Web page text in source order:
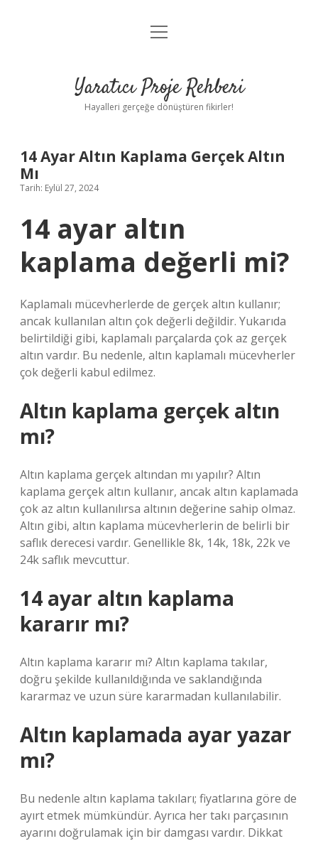
Anasayfa
Yasal Uyarı
menüyü
Yaratıcı Proje Rehberi
Hayalleri gerçeğe dönüştüren fikirler!
14 Ayar Altın Kaplama Gerçek Altın
Mı
Tarih: Eylül 27, 2024
14 ayar altın
kaplama değerli mi?
Kaplamalı mücevherlerde de gerçek altın kullanır;
ancak kullanılan altın çok değerli değildir. Yukarıda
belirtildiği gibi, kaplamalı parçalarda çok az gerçek
altın vardır. Bu nedenle, altın kaplamalı mücevherler
çok değerli kabul edilmez.
Altın kaplama gerçek altın
mı?
Altın kaplama gerçek altından mı yapılır? Altın
kaplama gerçek altın kullanır, ancak altın kaplamada
çok az altın kullanılırsa altının değerine sahip olmaz.
Altın gibi, altın kaplama mücevherlerin de belirli bir
saflık derecesi vardır. Genellikle 8k, 14k, 18k, 22k ve
24k saflık mevcuttur.
14 ayar altın kaplama
kararır mı?
Altın kaplama kararır mı? Altın kaplama takılar,
doğru şekilde kullanıldığında ve saklandığında
kararmaz ve uzun süre kararmadan kullanılabilir.
Altın kaplamada ayar yazar
mı?
Bu nedenle altın kaplama takıları; fiyatlarına göre de
ayırt etmek mümkündür. Ayrıca her takı parçasının
ayarını doğrulamak için bir damgası vardır. Dikkat